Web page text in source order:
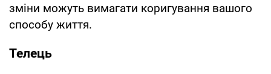
зміни можуть вимагати коригування вашого
способу життя.
Телець